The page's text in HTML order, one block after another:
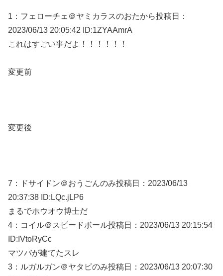
1： フェローチェ＠ヤミカラスのおたから投稿日：
2023/06/13 20:05:42 ID:1ZYAAmrA
これはすごい事だよ！！！！！！
変更前
変更後
7： ドサイドン＠おうごんのみ投稿日：2023/06/13
20:37:38 ID:LQc.jLP6
まるでホウオウ博士だ
4： コイル＠スピードボール投稿日：2023/06/13 20:15:54
ID:IVtoRyCc
マツバが建てたスレ
3： ルガルガン＠ヤタピのみ投稿日：2023/06/13 20:07:30